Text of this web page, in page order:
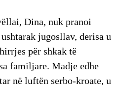
Dina, nuk pranoi
jugosllav, derisa u
për shkak të
familjare. Madje edhe
në luftën serbo-kroate, u